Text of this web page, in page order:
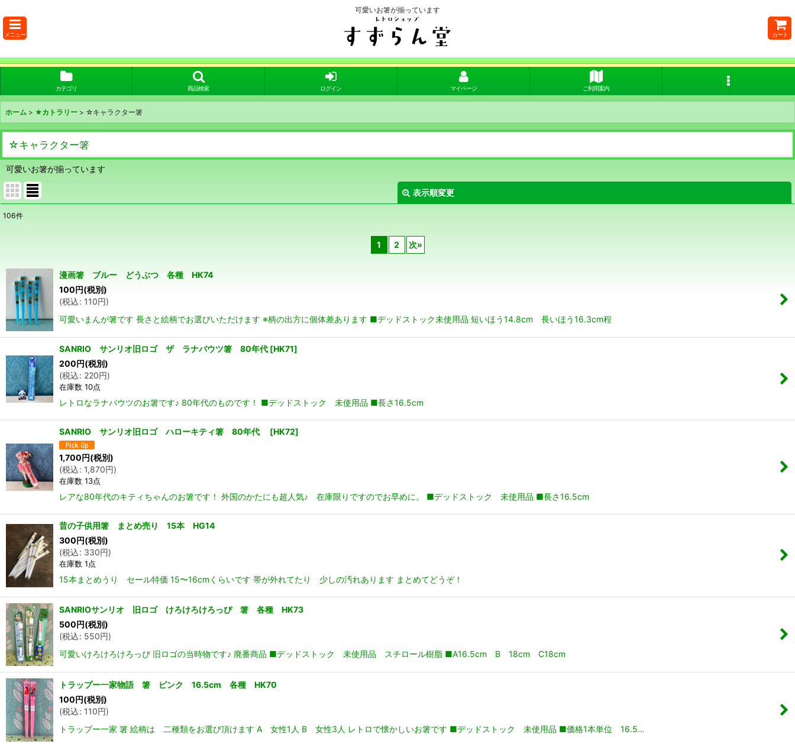
可愛いお箸が揃っています
メニュー カート
カテゴリ 商品検索 ログイン マイページ ご利用案内
ホーム > ★カトラリー > ☆キャラクター箸
☆キャラクター箸
可愛いお箸が揃っています
表示順変更
並び順:
106件
1 2 次»
漫画箸 ブルー どうぶつ 各種 HK74
100円(税別)
(税込: 110円)
可愛いまんが箸です 長さと絵柄でお選びいただけます ※柄の出方に個体差あります ■デッドストック未使用品 短いほう14.8cm 長いほう16.3cm程
SANRIO サンリオ旧ロゴ ザ ラナバウツ箸 80年代 [HK71]
200円(税別)
(税込: 220円)
在庫数 10点
レトロなラナバウツのお箸です♪ 80年代のものです！ ■デッドストック 未使用品 ■長さ16.5cm
SANRIO サンリオ旧ロゴ ハローキティ箸 80年代 [HK72]
1,700円(税別)
(税込: 1,870円)
在庫数 13点
レアな80年代のキティちゃんのお箸です！ 外国のかたにも超人気♪ 在庫限りですのでお早めに。 ■デッドストック 未使用品 ■長さ16.5cm
昔の子供用箸 まとめ売り 15本 HG14
300円(税別)
(税込: 330円)
在庫数 1点
15本まとめうり セール特価 15〜16cmくらいです 帯が外れてたり 少しの汚れあります まとめてどうぞ！
SANRIOサンリオ 旧ロゴ けろけろけろっぴ 箸 各種 HK73
500円(税別)
(税込: 550円)
可愛いけろけろけろっぴ 旧ロゴの当時物です♪ 廃番商品 ■デッドストック 未使用品 スチロール樹脂 ■A16.5cm B 18cm C18cm
トラップー一家物語 箸 ピンク 16.5cm 各種 HK70
100円(税別)
(税込: 110円)
トラップー一家 箸 絵柄は 二種類をお選び頂けます A 女性1人 B 女性3人 レトロで懐かしいお箸です ■デッドストック 未使用品 ■価格1本単位 16.5…